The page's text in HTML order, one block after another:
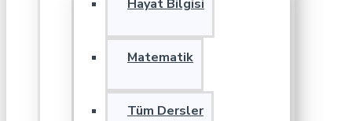
Hayat Bilgisi
Matematik
Tüm Dersler